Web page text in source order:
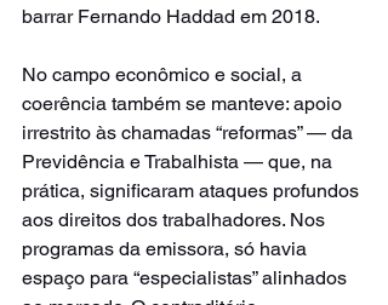
barrar Fernando Haddad em 2018.
No campo econômico e social, a
coerência também se manteve: apoio
irrestrito às chamadas “reformas” — da
Previdência e Trabalhista — que, na
prática, significaram ataques profundos
aos direitos dos trabalhadores. Nos
programas da emissora, só havia
espaço para “especialistas” alinhados